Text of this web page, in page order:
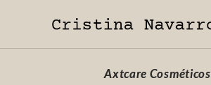
Axtcare Cosméticos